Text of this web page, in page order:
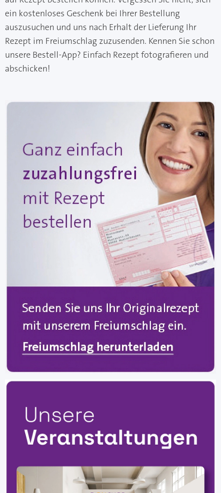
ein kostenloses Geschenk bei Ihrer Bestellung
auszusuchen und uns nach Erhalt der Lieferung Ihr
Rezept im Freiumschlag zuzusenden. Kennen Sie schon
unsere Bestell-App? Einfach Rezept fotografieren und
abschicken!